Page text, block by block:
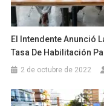
El Intendente Anunció
Tasa De Habilitación
2 de octubre de 2022